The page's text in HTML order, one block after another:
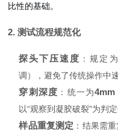
比性的基础。
2. 测试流程规范化
探头下压速度 ：规定为
调），避免了传统操作中
穿刺深度 ：统一为4mm
以“观察到凝胶破裂"为判
样品重复测定 ：结果需